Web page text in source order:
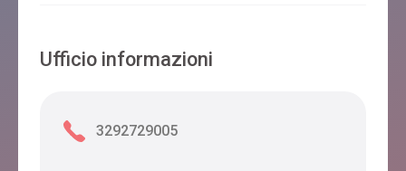
Ufficio informazioni
3292729005